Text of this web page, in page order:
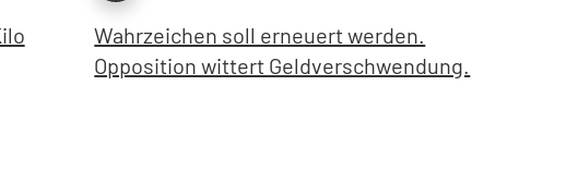
Wahrzeichen soll erneuert werden.
Opposition wittert Geldverschwendung.